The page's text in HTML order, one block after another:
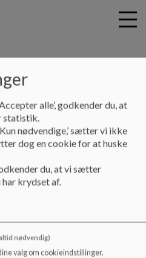
SFO festival på Skt.
Klemensskolen
hvorefter der vil komme
i dokumentet.
alle’, godkender du, at
statistik.
nødvendige,’ sætter vi ikke
dog en cookie for at huske
du, at vi sætter
krydset af.
nødvendig)
valg om cookieindstillinger.